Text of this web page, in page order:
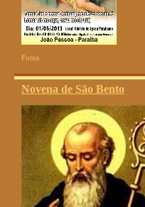
Fotos
Novena de São Bento